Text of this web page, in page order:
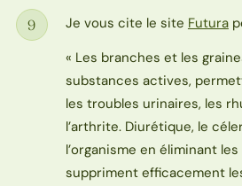
Étape
9 Je vous cite le site Futura
« Les branches et les
substances actives,
les troubles urinaires, les
l’arthrite. Diurétique, le
l’organisme en éliminant les
suppriment efficacement